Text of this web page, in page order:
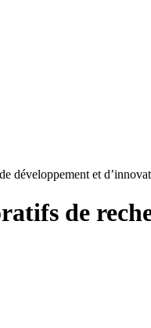
développement et
de